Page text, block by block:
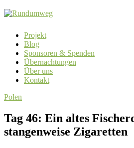
Projekt
Blog
Sponsoren & Spenden
Übernachtungen
Über uns
Kontakt
Polen
Tag 46: Ein altes
stangenweise Zigaretten